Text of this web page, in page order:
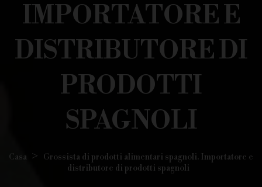
IMPORTATORE E
DISTRIBUTORE DI
PRODOTTI
SPAGNOLI
Casa
Grossista di prodotti alimentari spagnoli. Importatore e
distributore di prodotti spagnoli